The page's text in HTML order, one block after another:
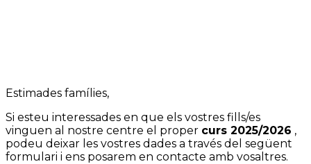
Estimades famílies,
Si esteu interessades en que els vostres fills/es
vinguen al nostre centre el proper curs 2025/2026 ,
podeu deixar les vostres dades a través del següent
formulari i ens posarem en contacte amb vosaltres.